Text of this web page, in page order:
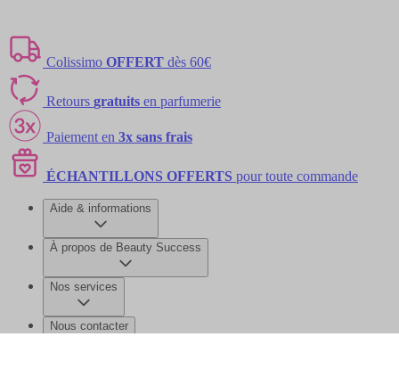
Colissimo OFFERT dès 60€
Retours gratuits en parfumerie
Paiement en 3x sans frais
ÉCHANTILLONS OFFERTS pour toute commande
Aide & informations
À propos de Beauty Success
Nos services
Nous contacter